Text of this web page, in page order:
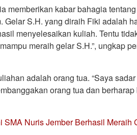
memberikan kabar bahagia
Gelar S.H. yang diraih Fiki adalah
menyelesaikan kuliah. Tentu
meraih gelar S.H.”, ungkap
adalah orang tua. “Saya
orang tua dan berharap
SMA Nuris Jember Berhasil Meraih